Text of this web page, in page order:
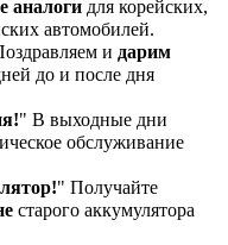
аналоги для корейских,
автомобилей.
и дарим
до и после дня
" В выходные дни
обслуживание
" Получайте
старого аккумулятора